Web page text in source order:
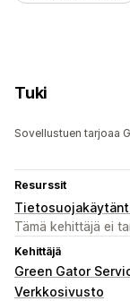
Tuki
Sovellustuen tarjoaa
Resurssit
Tämä kehittäjä ei
Kehittäjä
Green Gator
Verkkosivusto